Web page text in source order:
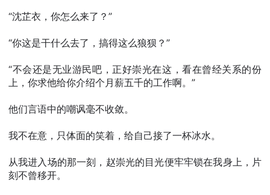
“沈芷衣，你怎么来了？”
“你这是干什么去了，搞得这么狼狈？”
“不会还是无业游民吧，正好崇光在这，看在曾经关系的份
上，你求他给你介绍个月薪五千的工作啊。”
他们言语中的嘲讽毫不收敛。
我不在意，只体面的笑着，给自己接了一杯冰水。
从我进入场的那一刻，赵崇光的目光便牢牢锁在我身上，片
刻不曾移开。